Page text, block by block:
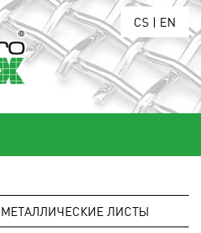
CS | EN
ЛИСТЫ